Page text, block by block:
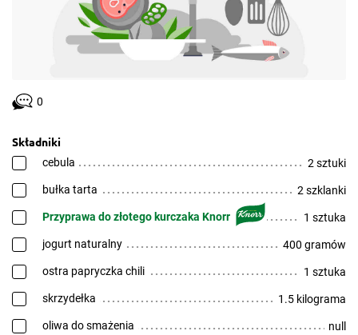
0
Składniki
cebula 2 sztuki
bułka tarta 2 szklanki
Przyprawa do złotego kurczaka Knorr 1 sztuka
jogurt naturalny 400 gramów
ostra papryczka chili 1 sztuka
skrzydełka 1.5 kilograma
oliwa do smażenia null